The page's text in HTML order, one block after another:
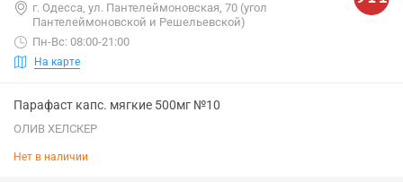
г. Одесса, ул. Пантелеймоновская, 70 (угол
Пантелеймоновской и Решельевской)
Пн-Вс: 08:00-21:00
На карте
Парафаст капс. мягкие 500мг №10
ОЛИВ ХЕЛСКЕР
Нет в наличии